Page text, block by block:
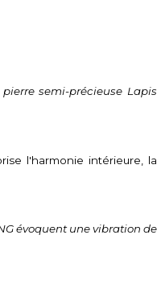
semi-précieuse Lapis
l'harmonie intérieure, la
évoquent une vibration de